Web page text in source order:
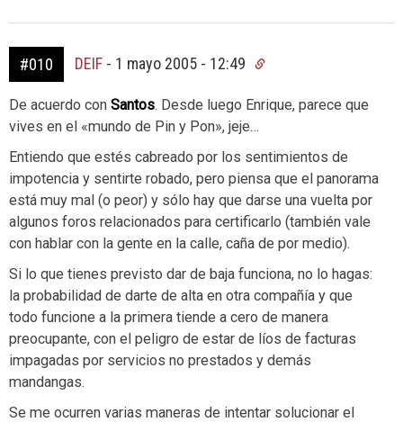
#010 DEIF - 1 mayo 2005 - 12:49
De acuerdo con Santos. Desde luego Enrique, parece que
vives en el «mundo de Pin y Pon», jeje…
Entiendo que estés cabreado por los sentimientos de
impotencia y sentirte robado, pero piensa que el panorama
está muy mal (o peor) y sólo hay que darse una vuelta por
algunos foros relacionados para certificarlo (también vale
con hablar con la gente en la calle, caña de por medio).
Si lo que tienes previsto dar de baja funciona, no lo hagas:
la probabilidad de darte de alta en otra compañía y que
todo funcione a la primera tiende a cero de manera
preocupante, con el peligro de estar de líos de facturas
impagadas por servicios no prestados y demás
mandangas.
Se me ocurren varias maneras de intentar solucionar el